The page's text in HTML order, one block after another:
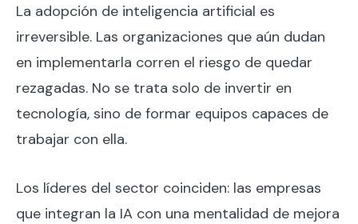
La adopción de inteligencia artificial es
irreversible. Las organizaciones que aún dudan
en implementarla corren el riesgo de quedar
rezagadas. No se trata solo de invertir en
tecnología, sino de formar equipos capaces de
trabajar con ella.
Los líderes del sector coinciden: las empresas
que integran la IA con una mentalidad de mejora